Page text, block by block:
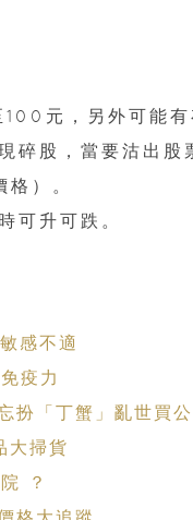
元，另外可能有
碎股，當要沽出
）。
可升可跌。
感不適
疫力
扮「丁蟹」亂世買
大掃貨
？